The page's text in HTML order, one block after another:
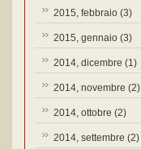
2015, febbraio (3)
2015, gennaio (3)
2014, dicembre (1)
2014, novembre (2)
2014, ottobre (2)
2014, settembre (2)